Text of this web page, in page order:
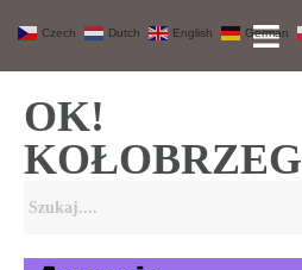
OK!
KOŁOBRZEG
Czech Dutch English German